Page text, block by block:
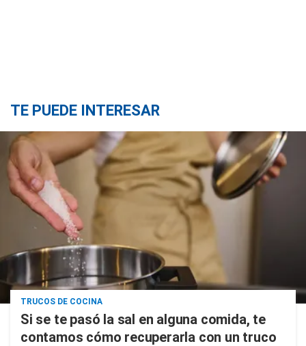
TE PUEDE INTERESAR
TRUCOS DE COCINA
Si se te pasó la sal en alguna comida, te
contamos cómo recuperarla con un truco